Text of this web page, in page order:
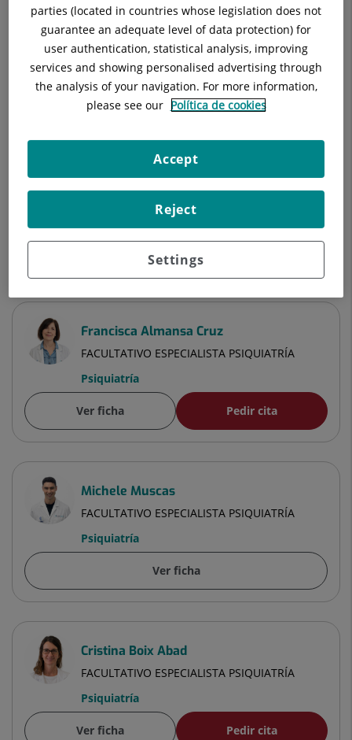
Antonio Arumi Vizmanos
JEFE/A DE SERVICIO
Ver ficha
Ana Oses Rodríguez
FACULTATIVO ESPECIALISTA PSIQUIATRÍA
Francisca Almansa Cruz
FACULTATIVO ESPECIALISTA PSIQUIATRÍA
Psiquiatría
Ver ficha Pedir cita
Michele Muscas
FACULTATIVO ESPECIALISTA PSIQUIATRÍA
Psiquiatría
Ver ficha
Cristina Boix Abad
FACULTATIVO ESPECIALISTA PSIQUIATRÍA
Psiquiatría
Ver ficha Pedir cita
parties (located in countries whose legislation does not
guarantee an adequate level of data protection) for
user authentication, statistical analysis, improving
services and showing personalised advertising through
the analysis of your navigation. For more information,
please see our Política de cookies
Settings
Reject
Accept